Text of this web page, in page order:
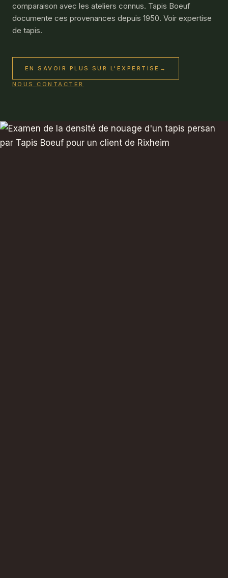
comparaison avec les ateliers connus. Tapis Boeuf
documente ces provenances depuis 1950. Voir expertise
de tapis.
EN SAVOIR PLUS SUR L'EXPERTISE →
NOUS CONTACTER